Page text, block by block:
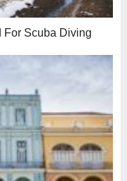
For Scuba Diving